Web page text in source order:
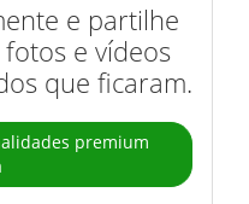
e partilhe
e vídeos
que ficaram.
premium